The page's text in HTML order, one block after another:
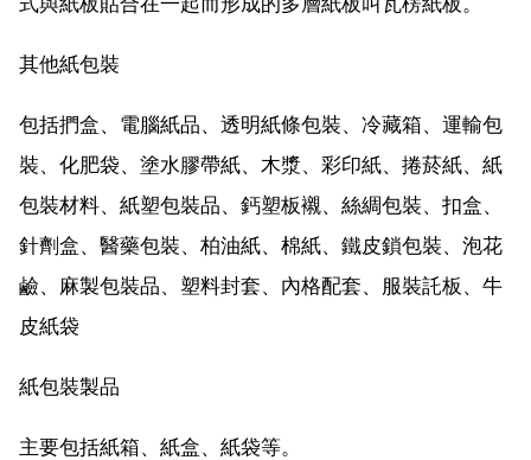
其他紙包裝
包括捫盒、電腦紙品、透明紙條包裝、冷藏箱、運輸包
裝、化肥袋、塗水膠帶紙、木漿、彩印紙、捲菸紙、紙
包裝材料、紙塑包裝品、鈣塑板襯、絲綢包裝、扣盒、
針劑盒、醫藥包裝、柏油紙、棉紙、鐵皮鎖包裝、泡花
鹼、麻製包裝品、塑料封套、內格配套、服裝託板、牛
皮紙袋
紙包裝製品
主要包括紙箱、紙盒、紙袋等。